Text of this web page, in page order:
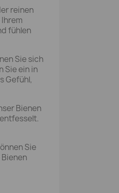
reinen
fühlen
Sie sich
Sie ein in
Gefühl,
Bienen
Sie